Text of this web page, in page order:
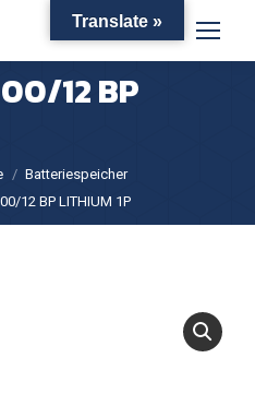
12 BP
Batteriespeicher
12 BP LITHIUM 1P
Translate »